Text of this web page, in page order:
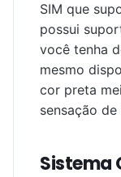
SIM que
possui
você tenha
mesmo
cor preta
sensação
Sistema